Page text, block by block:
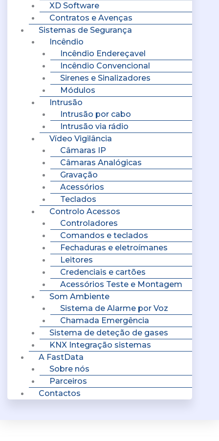
XD Software
Contratos e Avenças
Sistemas de Segurança
Incêndio
Incêndio Endereçavel
Incêndio Convencional
Sirenes e Sinalizadores
Módulos
Intrusão
Intrusão por cabo
Intrusão via rádio
Vídeo Vigilância
Câmaras IP
Câmaras Analógicas
Gravação
Acessórios
Teclados
Controlo Acessos
Controladores
Comandos e teclados
Fechaduras e eletroímanes
Leitores
Credenciais e cartões
Acessórios Teste e Montagem
Som Ambiente
Sistema de Alarme por Voz
Chamada Emergência
Sistema de deteção de gases
KNX Integração sistemas
A FastData
Sobre nós
Parceiros
Contactos